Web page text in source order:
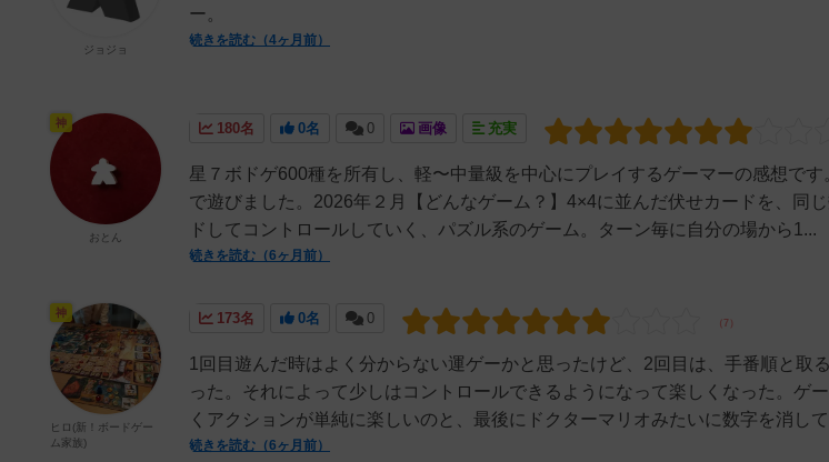
ー。
続きを読む（4ヶ月前）
ジョジョ
180名 0名 0 画像 充実
星７ボドゲ600種を所有し、軽〜中量級を中心にプレイするゲーマーの感想です
で遊びました。2026年２月【どんなゲーム？】4×4に並んだ伏せカードを、同
ドしてコントロールしていく、パズル系のゲーム。ターン毎に自分の場から1...
続きを読む（6ヶ月前）
神
おとん
173名 0名 0
1回目遊んだ時はよく分からない運ゲーかと思ったけど、2回目は、手番順と取
った。それによって少しはコントロールできるようになって楽しくなった。ゲ
くアクションが単純に楽しいのと、最後にドクターマリオみたいに数字を消し
続きを読む（6ヶ月前）
神
ヒロ(新！ボードゲー
ム家族)